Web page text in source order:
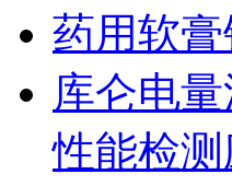
药用软
库仑电
性能检测